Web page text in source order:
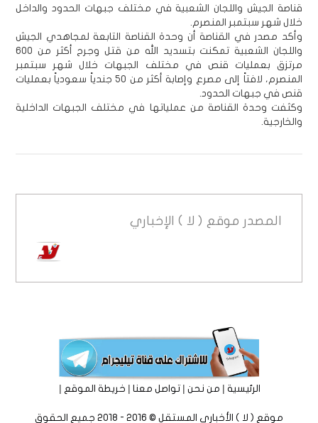
قناصة الجيش واللجان الشعبية في مختلف جبهات الحدود والداخل
خلال شهر سبتمبر المنصرم.
وأكد مصدر في القناصة أن وحدة القناصة التابعة لمجاهدي الجيش
واللجان الشعبية تمكنت بتسديد الله من قتل وجرح أكثر من 600
مرتزق بعمليات قنص في مختلف الجبهات خلال شهر سبتمبر
المنصرم، لافتاً إلى مصرع وإصابة أكثر من 50 جندياً سعودياً بعمليات
قنص في جبهات الحدود.
وكثفت وحدة القناصة من عملياتها في مختلف الجبهات الداخلية
والخارجية.
المصدر موقع ( لا ) الإخباري
الرئيسية|من نحن|تواصل معنا|خريطة الموقع |
موقع ( لا ) الأخباري المستقل © 2016 - 2018 جميع الحقوق